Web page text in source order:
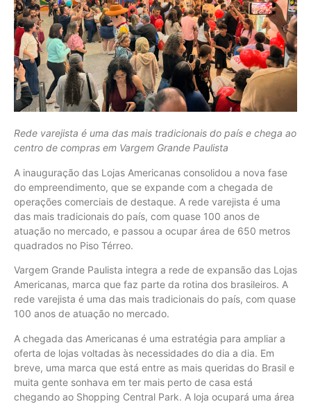
Rede varejista é uma das mais tradicionais do país e chega ao
centro de compras em Vargem Grande Paulista
A inauguração das Lojas Americanas consolidou a nova fase
do empreendimento, que se expande com a chegada de
operações comerciais de destaque. A rede varejista é uma
das mais tradicionais do país, com quase 100 anos de
atuação no mercado, e passou a ocupar área de 650 metros
quadrados no Piso Térreo.
Vargem Grande Paulista integra a rede de expansão das Lojas
Americanas, marca que faz parte da rotina dos brasileiros. A
rede varejista é uma das mais tradicionais do país, com quase
100 anos de atuação no mercado.
A chegada das Americanas é uma estratégia para ampliar a
oferta de lojas voltadas às necessidades do dia a dia. Em
breve, uma marca que está entre as mais queridas do Brasil e
muita gente sonhava em ter mais perto de casa está
chegando ao Shopping Central Park. A loja ocupará uma área